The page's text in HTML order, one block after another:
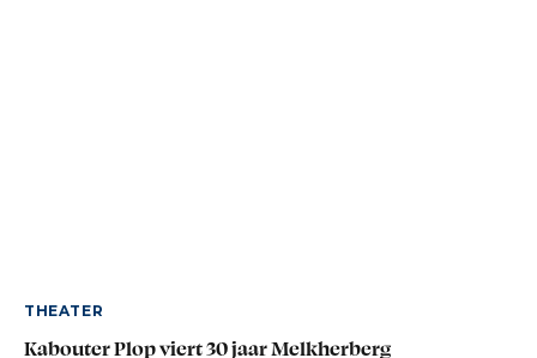
THEATER
Kabouter Plop viert 30 jaar Melkherberg